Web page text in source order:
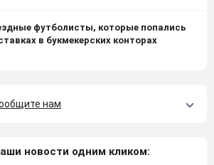
футболисты, которые попались
в букмекерских конторах
нам
новости одним кликом: